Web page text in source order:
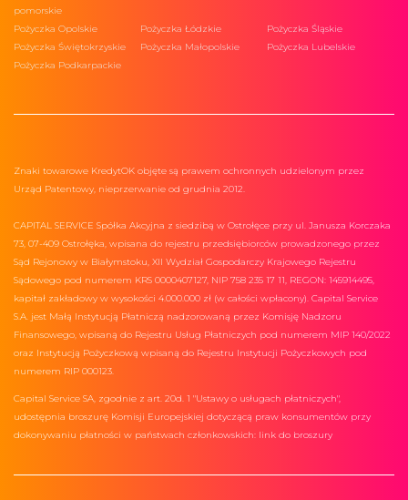
pomorskie
Pożyczka Opolskie Pożyczka Łódzkie
Pożyczka Śląskie
Pożyczka Świętokrzyskie
Pożyczka Małopolskie
Pożyczka Lubelskie
Pożyczka Podkarpackie
Znaki towarowe KredytOK objęte są prawem ochronnych udzielonym przez
Urząd Patentowy, nieprzerwanie od grudnia 2012.
CAPITAL SERVICE Spółka Akcyjna z siedzibą w Ostrołęce przy ul. Janusza Korczaka
73, 07-409 Ostrołęka, wpisana do rejestru przedsiębiorców prowadzonego przez
Sąd Rejonowy w Białymstoku, XII Wydział Gospodarczy Krajowego Rejestru
Sądowego pod numerem KRS 0000407127, NIP 758 235 17 11, REGON: 145914495,
kapitał zakładowy w wysokości 4.000.000 zł (w całości wpłacony). Capital Service
S.A. jest Małą Instytucją Płatniczą nadzorowaną przez Komisję Nadzoru
Finansowego, wpisaną do Rejestru Usług Płatniczych pod numerem MIP 140/2022
oraz Instytucją Pożyczkową wpisaną do Rejestru Instytucji Pożyczkowych pod
numerem RIP 000123.
Capital Service SA, zgodnie z art. 20d. 1 "Ustawy o usługach płatniczych",
udostępnia broszurę Komisji Europejskiej dotyczącą praw konsumentów przy
dokonywaniu płatności w państwach członkowskich: link do broszury